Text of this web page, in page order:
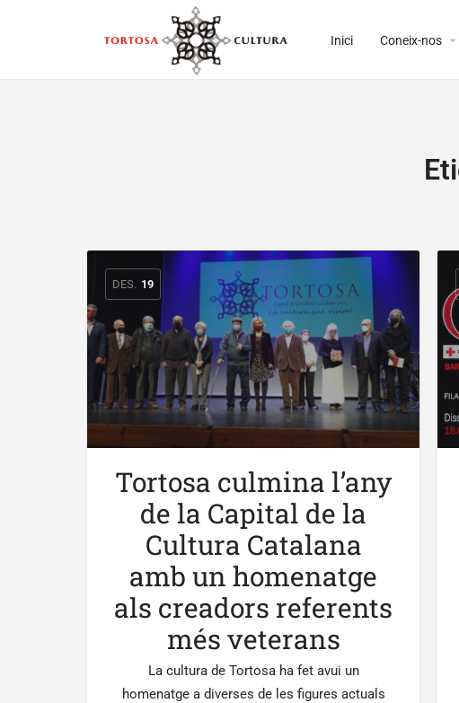
Inici Coneix-nos arrow_drop_down
DES. 19
Tortosa culmina l’any
de la Capital de la
Cultura Catalana
amb un homenatge
als creadors referents
més veterans
La cultura de Tortosa ha fet avui un
homenatge a diverses de les figures actuals